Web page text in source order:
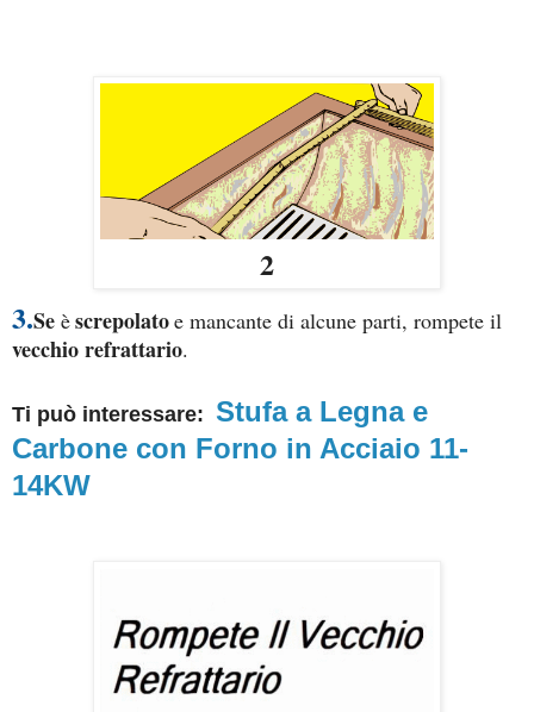
2
3.Se èscrepolatoe mancante di alcune parti, rompete il
vecchio refrattario.
Ti può interessare: Stufa a Legna e
Carbone con Forno in Acciaio 11-
14KW